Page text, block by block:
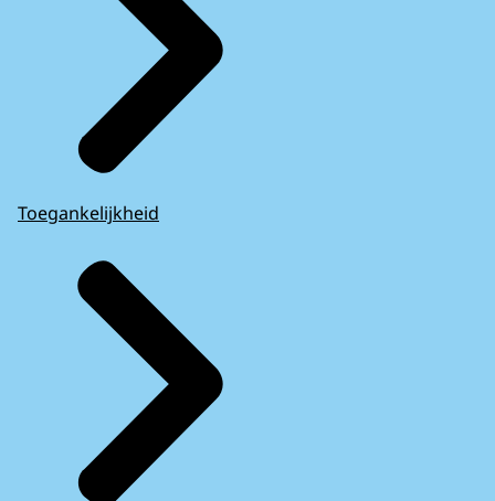
Toegankelijkheid